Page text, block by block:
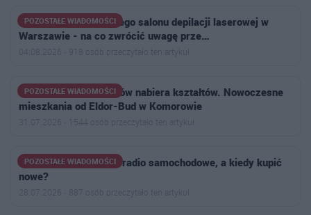
POZOSTAŁE WIADOMOŚCI
TOP -7 cech najlepszego salonu depilacji laserowej w
Warszawie - na co zwrócić uwagę prze…
04.08.2026 · 918 osób przeczytało ten artykuł
POZOSTAŁE WIADOMOŚCI
Osiedle Aleja Bohaterów nabiera kształtów. Nowoczesne
mieszkania od Eldor-Bud w Komorowie
31.07.2026 · 1544 osób przeczytało ten artykuł
POZOSTAŁE WIADOMOŚCI
Kiedy warto naprawić radio samochodowe, a kiedy kupić
nowe?
28.07.2026 · 887 osób przeczytało ten artykuł